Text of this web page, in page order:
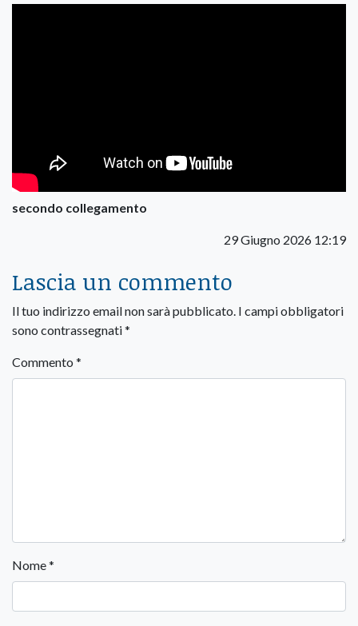
secondo collegamento
29 Giugno 2026 12:19
Lascia un commento
Il tuo indirizzo email non sarà pubblicato. I campi obbligatori
sono contrassegnati*
Commento *
Nome*